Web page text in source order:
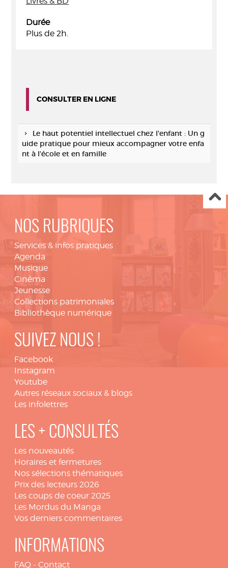
Durée
Plus de 2h.
CONSULTER EN LIGNE
Le haut potentiel intellectuel chez l'enfant : Un g
uide pratique pour mieux accompagner votre enfa
nt à l'école et en famille
NOS RUBRIQUES
Services & infos pratiques
Agenda
Musique
Cinéma
Jeunesse
Collections patrimoniales
Bibliothèque numérique
SUIVEZ NOUS !
Facebook
Instagram
Youtube
Autres réseaux sociaux & blogs
Les infolettres
LES + CONSULTÉS
Les nouveautés
Horaires et fermetures
Nos sélections thématiques
Prix des lecteurs 2026
Les coups de coeur 2025
Les Mordus du Manga
Vos derniers commentaires
INFORMATIONS
FAQ - Contact